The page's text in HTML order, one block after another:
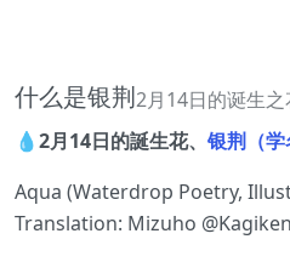
什么是银荆2月14日的诞生之
💧2月14日的誕生花、 银荆（
Aqua (Waterdrop Poetry,
Translation: Mizuho @Kagiken